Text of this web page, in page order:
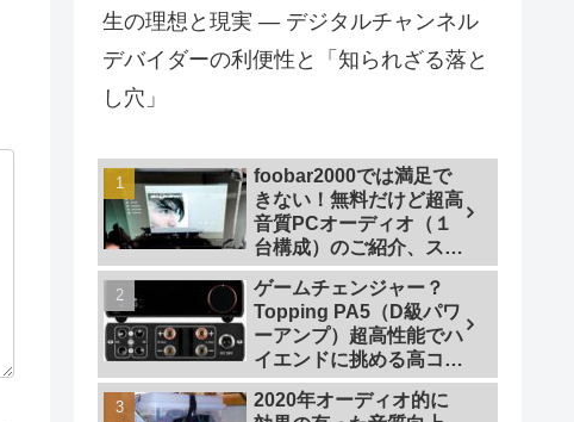
生の理想と現実 — デジタルチャンネル
デバイダーの利便性と「知られざる落と
し穴」
foobar2000では満足で
きない！無料だけど超高
音質PCオーディオ（１
台構成）のご紹介、スマ
ホで操作も
ゲームチェンジャー？
Topping PA5（D級パワ
ーアンプ）超高性能でハ
イエンドに挑める高コス
トパフォーマンスなパワ
ーアンプの研究
2020年オーディオ的に